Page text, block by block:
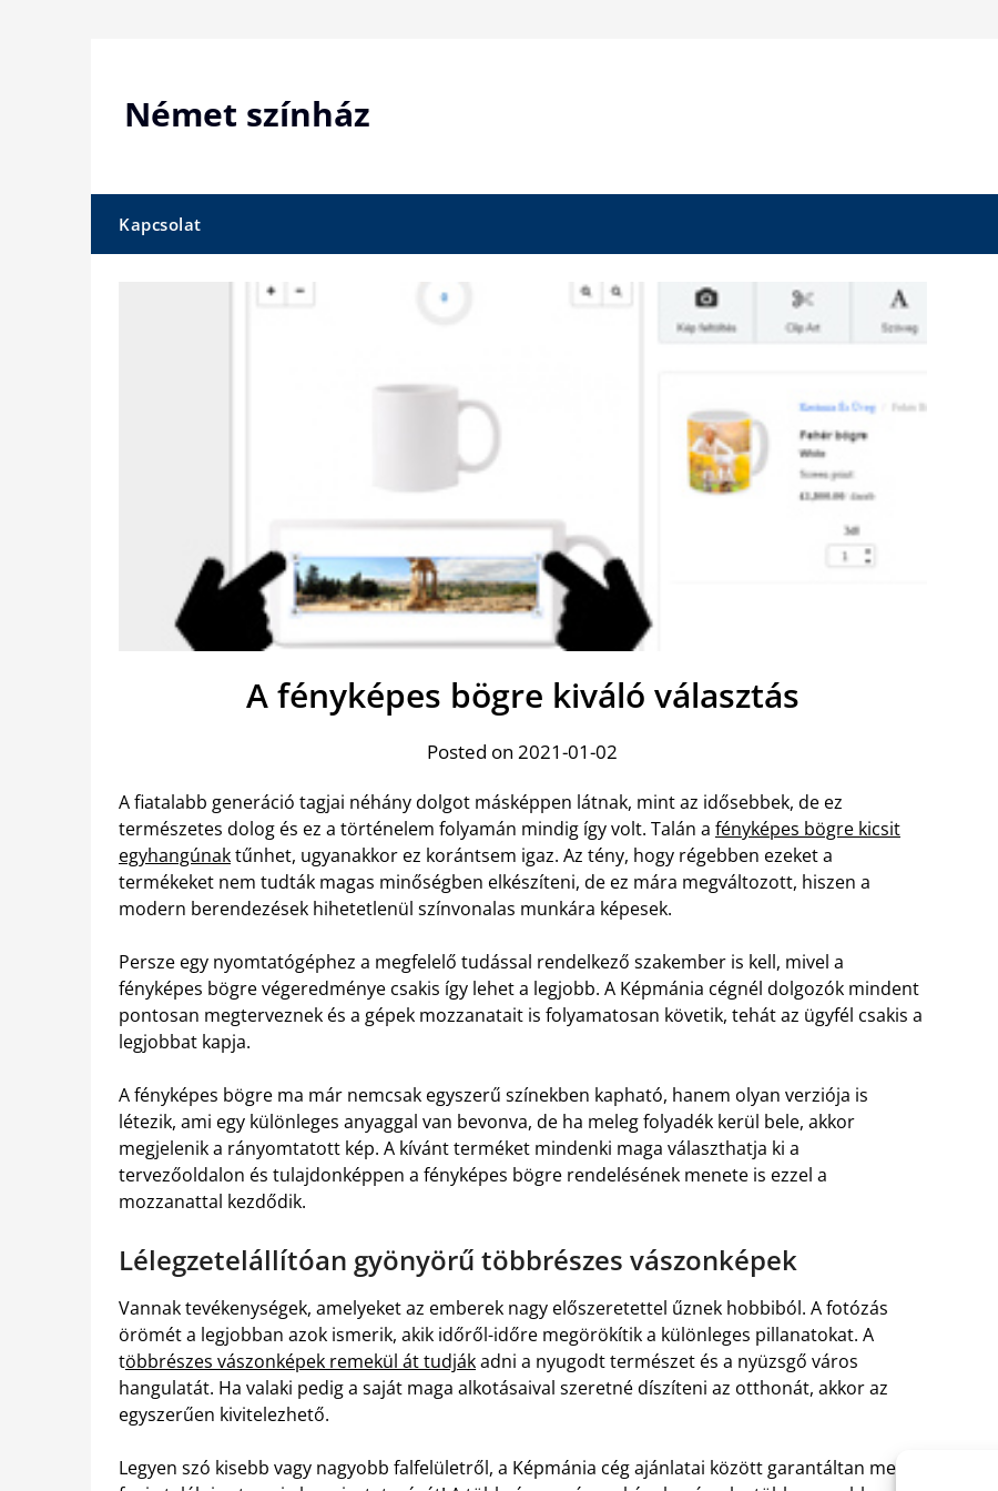
Német színház
Kapcsolat
A fényképes bögre kiváló választás
Posted on 2021-01-02
A fiatalabb generáció tagjai néhány dolgot másképpen látnak, mint az idősebbek, de ez
természetes dolog és ez a történelem folyamán mindig így volt. Talán a fényképes bögre kicsit
egyhangúnaktűnhet, ugyanakkor ez korántsem igaz. Az tény, hogy régebben ezeket a
termékeket nem tudták magas minőségben elkészíteni, de ez mára megváltozott, hiszen a
modern berendezések hihetetlenül színvonalas munkára képesek.
Persze egy nyomtatógéphez a megfelelő tudással rendelkező szakember is kell, mivel a
fényképes bögre végeredménye csakis így lehet a legjobb. A Képmánia cégnél dolgozók mindent
pontosan megterveznek és a gépek mozzanatait is folyamatosan követik, tehát az ügyfél csakis a
legjobbat kapja.
A fényképes bögre ma már nemcsak egyszerű színekben kapható, hanem olyan verziója is
létezik, ami egy különleges anyaggal van bevonva, de ha meleg folyadék kerül bele, akkor
megjelenik a rányomtatott kép. A kívánt terméket mindenki maga választhatja ki a
tervezőoldalon és tulajdonképpen a fényképes bögre rendelésének menete is ezzel a
mozzanattal kezdődik.
Lélegzetelállítóan gyönyörű többrészes vászonképek
Vannak tevékenységek, amelyeket az emberek nagy előszeretettel űznek hobbiból. A fotózás
örömét a legjobban azok ismerik, akik időről-időre megörökítik a különleges pillanatokat. A
többrészes vászonképek remekül át tudjákadni a nyugodt természet és a nyüzsgő város
hangulatát. Ha valaki pedig a saját maga alkotásaival szeretné díszíteni az otthonát, akkor az
egyszerűen kivitelezhető.
Legyen szó kisebb vagy nagyobb falfelületről, a Képmánia cég ajánlatai között garantáltan meg